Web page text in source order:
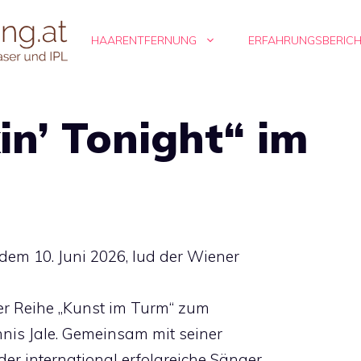
HAARENTFERNUNG
Tonight“ im
10. Juni 2026, lud der Wiener
Reihe „Kunst im Turm“ zum
Jale. Gemeinsam mit seiner